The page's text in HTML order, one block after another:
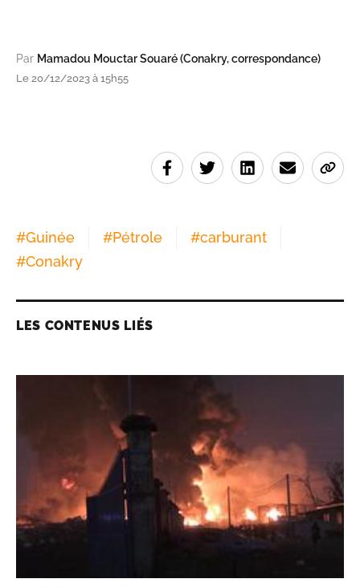
Par Mamadou Mouctar Souaré (Conakry, correspondance)
Le 20/12/2023 à 15h55
#Guinée #Pétrole #carburant
#Conakry
LES CONTENUS LIÉS